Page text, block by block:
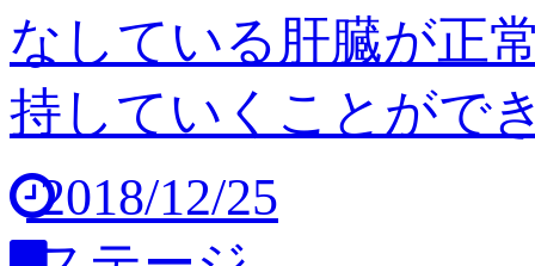
なしている肝臓が正
持していくことがで
2018/12/25